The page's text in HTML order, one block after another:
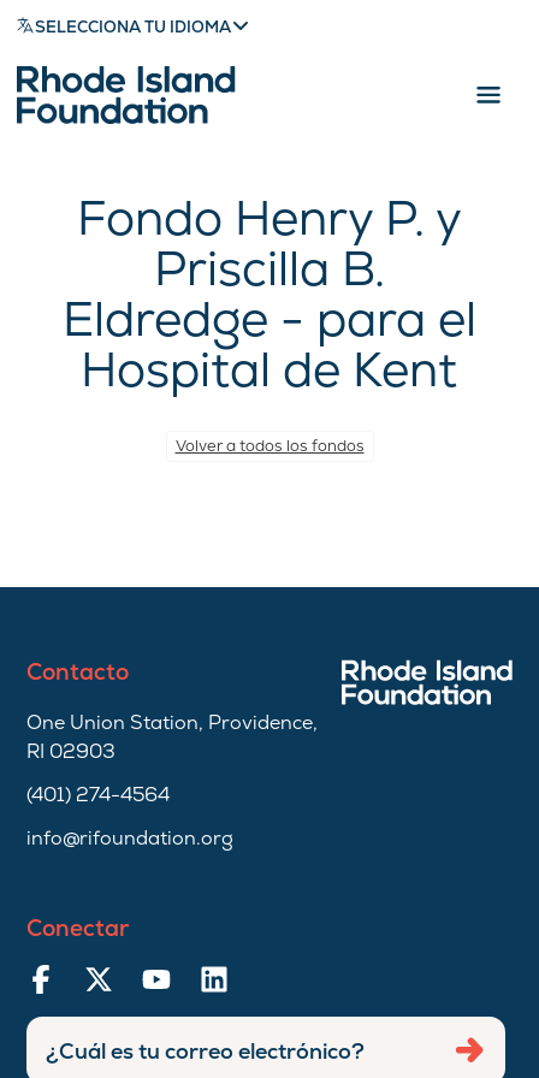
SELECCIONA TU IDIOMA
Fondo Henry P. y
Priscilla B.
Eldredge - para el
Hospital de Kent
Volver a todos los fondos
Contacto
One Union Station, Providence,
RI 02903
(401) 274-4564
info@rifoundation.org
Conectar
Ingresar
dirección
Enviar